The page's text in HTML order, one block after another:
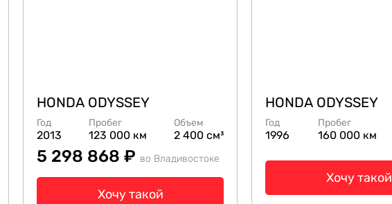
HONDA ODYSSEY
Год
2013
Пробег
123 000 км
Объем
2 400 см³
5 298 868 ₽ во Владивостоке
Хочу такой
HONDA ODYSSEY
Год
1996
Пробег
160 000 км
Хочу такой